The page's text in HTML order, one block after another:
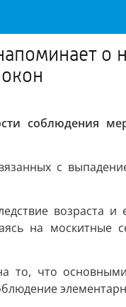
соблюдения
с
возраста и
на москитные
то, что